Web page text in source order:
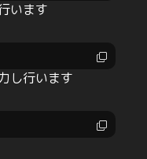
います
し行います